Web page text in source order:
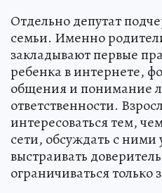
Отдельно депутат
семьи. Именно
закладывают первые
ребенка в интернете,
общения и понимание
ответственности.
интересоваться тем,
сети, обсуждать с ними
выстраивать
ограничиваться только